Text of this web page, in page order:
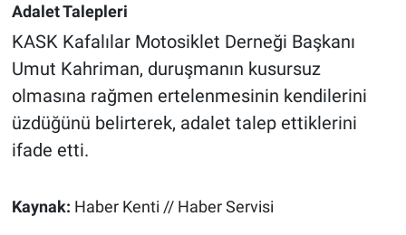
Adalet Talepleri
KASK Kafalılar Motosiklet Derneği Başkanı
Umut Kahriman, duruşmanın kusursuz
olmasına rağmen ertelenmesinin kendilerini
üzdüğünü belirterek, adalet talep ettiklerini
ifade etti.
Kaynak: Haber Kenti // Haber Servisi